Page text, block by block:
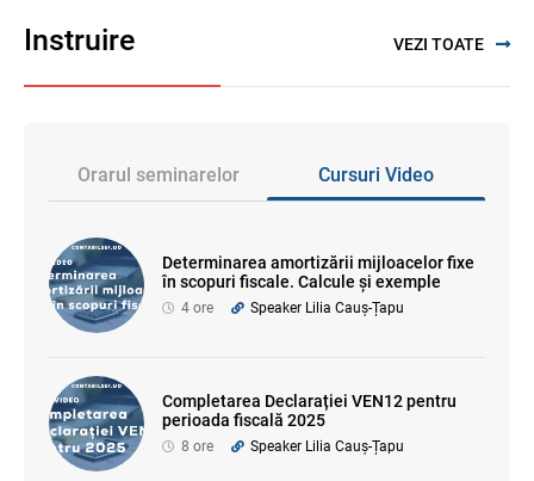
Instruire VEZI TOATE
Orarul seminarelor Cursuri Video
Determinarea amortizării mijloacelor fixe
în scopuri fiscale. Calcule și exemple
4 ore Speaker Lilia Cauș-Țapu
Completarea Declarației VEN12 pentru
perioada fiscală 2025
8 ore Speaker Lilia Cauș-Țapu